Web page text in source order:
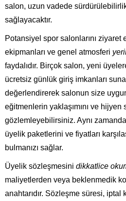
salon, uzun vadede
sağlayacaktır.
Potansiyel spor salonlarını ziyaret
ekipmanları ve genel atmosferi
faydalıdır. Birçok salon, yeni
ücretsiz günlük giriş imkanları
değerlendirerek salonun size uygun
eğitmenlerin yaklaşımını ve hijyen
gözlemleyebilirsiniz. Aynı
üyelik paketlerini ve fiyatları
bulmanızı sağlar.
Üyelik sözleşmesini dikkatlice
maliyetlerden veya beklenmedik
anahtarıdır. Sözleşme süresi, iptal